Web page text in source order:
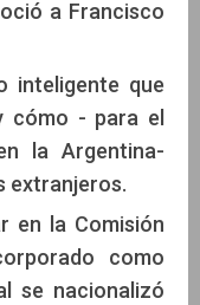
a Francisco
inteligente que
cómo - para el
la Argentina-
extranjeros.
en la Comisión
como
se nacionalizó